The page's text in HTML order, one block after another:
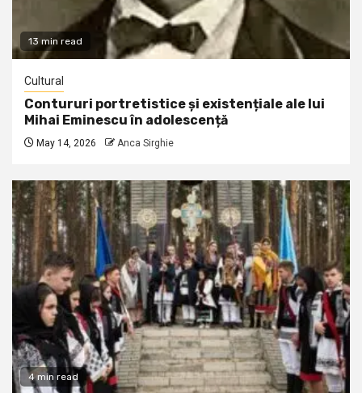
13 min read
Cultural
Contururi portretistice și existențiale ale lui
Mihai Eminescu în adolescență
May 14, 2026 Anca Sirghie
4 min read